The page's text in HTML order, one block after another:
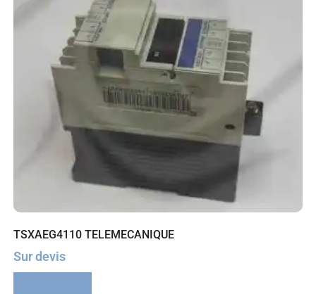
TSXAEG4110 TELEMECANIQUE
Sur devis